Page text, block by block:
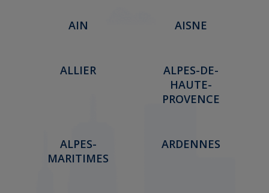
AIN AISNE
ALLIER
ALPES-DE-
HAUTE-
PROVENCE
ALPES-
MARITIMES
ARDENNES